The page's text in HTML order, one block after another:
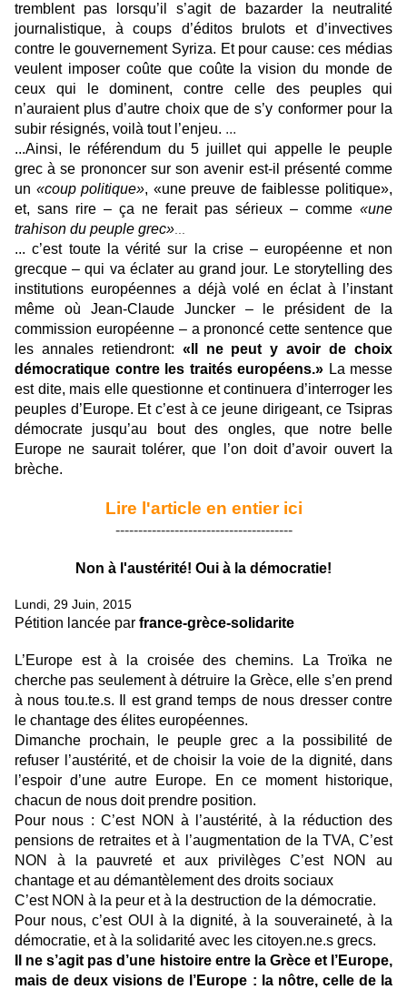
tremblent pas lorsqu’il s’agit de bazarder la neutralité
journalistique, à coups d’éditos brulots et d’invectives
contre le gouvernement Syriza. Et pour cause: ces médias
veulent imposer coûte que coûte la vision du monde de
ceux qui le dominent, contre celle des peuples qui
n’auraient plus d’autre choix que de s’y conformer pour la
subir résignés, voilà tout l’enjeu. ...
...Ainsi, le référendum du 5 juillet qui appelle le peuple
grec à se prononcer sur son avenir est-il présenté comme
un «coup politique», «une preuve de faiblesse politique»,
et, sans rire – ça ne ferait pas sérieux – comme «une
trahison du peuple grec»
... c’est toute la vérité sur la crise – européenne et non
grecque – qui va éclater au grand jour. Le storytelling des
institutions européennes a déjà volé en éclat à l’instant
même où Jean-Claude Juncker – le président de la
commission européenne – a prononcé cette sentence que
les annales retiendront: «Il ne peut y avoir de choix
démocratique contre les traités européens.» La messe
est dite, mais elle questionne et continuera d’interroger les
peuples d’Europe. Et c’est à ce jeune dirigeant, ce Tsipras
démocrate jusqu’au bout des ongles, que notre belle
Europe ne saurait tolérer, que l’on doit d’avoir ouvert la
brèche.
Lire l'article en entier ici
---------------------------------------
Non à l'austérité! Oui à la démocratie!
Lundi, 29 Juin, 2015
Pétition lancée par france-grèce-solidarite
L’Europe est à la croisée des chemins. La Troïka ne
cherche pas seulement à détruire la Grèce, elle s’en prend
à nous tou.te.s. Il est grand temps de nous dresser contre
le chantage des élites européennes.
Dimanche prochain, le peuple grec a la possibilité de
refuser l’austérité, et de choisir la voie de la dignité, dans
l’espoir d’une autre Europe. En ce moment historique,
chacun de nous doit prendre position.
Pour nous : C’est NON à l’austérité, à la réduction des
pensions de retraites et à l’augmentation de la TVA, C’est
NON à la pauvreté et aux privilèges C’est NON au
chantage et au démantèlement des droits sociaux
C’est NON à la peur et à la destruction de la démocratie.
Pour nous, c’est OUI à la dignité, à la souveraineté, à la
démocratie, et à la solidarité avec les citoyen.ne.s grecs.
Il ne s’agit pas d’une histoire entre la Grèce et l’Europe,
mais de deux visions de l’Europe : la nôtre, celle de la